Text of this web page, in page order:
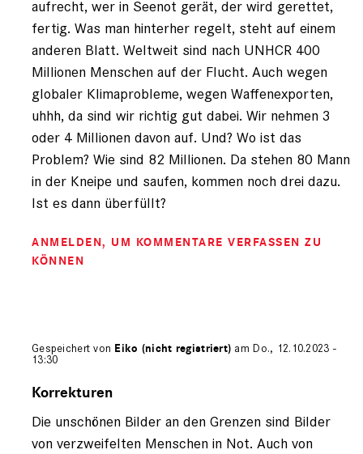
aufrecht, wer in Seenot gerät, der wird gerettet,
fertig. Was man hinterher regelt, steht auf einem
anderen Blatt. Weltweit sind nach UNHCR 400
Millionen Menschen auf der Flucht. Auch wegen
globaler Klimaprobleme, wegen Waffenexporten,
uhhh, da sind wir richtig gut dabei. Wir nehmen 3
oder 4 Millionen davon auf. Und? Wo ist das
Problem? Wie sind 82 Millionen. Da stehen 80 Mann
in der Kneipe und saufen, kommen noch drei dazu.
Ist es dann überfüllt?
ANMELDEN, UM KOMMENTARE VERFASSEN ZU
KÖNNEN
Gespeichert von Eiko (nicht registriert) am Do., 12.10.2023 -
13:30
auf
Querdenker
(nicht
Korrekturen
Die unschönen Bilder an den Grenzen sind Bilder
von verzweifelten Menschen in Not. Auch von